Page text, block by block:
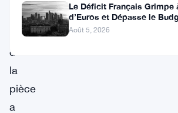
prix
de
la
pièce
a
Le Déficit Français Grimpe
d’Euros et Dépasse le
Défense
Août 5, 2026